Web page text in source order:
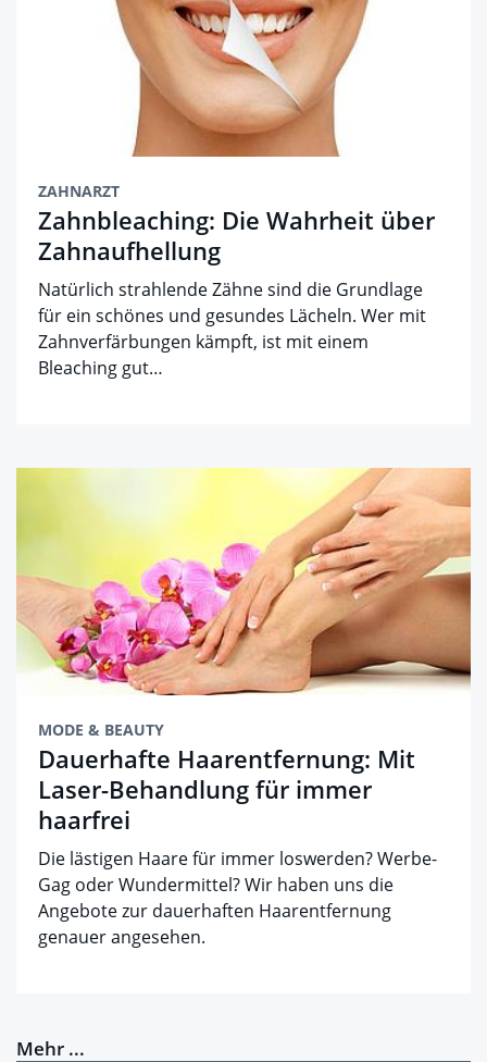
ZAHNARZT
Zahnbleaching: Die Wahrheit über
Zahnaufhellung
Natürlich strahlende Zähne sind die Grundlage
für ein schönes und gesundes Lächeln. Wer mit
Zahnverfärbungen kämpft, ist mit einem
Bleaching gut…
MODE & BEAUTY
Dauerhafte Haarentfernung: Mit
Laser-Behandlung für immer
haarfrei
Die lästigen Haare für immer loswerden? Werbe-
Gag oder Wundermittel? Wir haben uns die
Angebote zur dauerhaften Haarentfernung
genauer angesehen.
Mehr ...